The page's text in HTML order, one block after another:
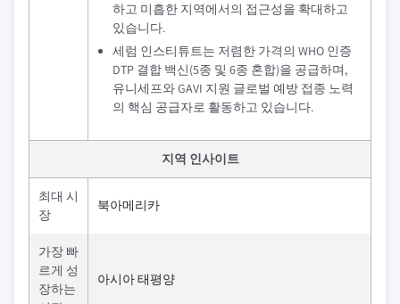
하고 미흡한 지역에서의 접근성을 확대하고
있습니다.
세럼 인스티튜트는 저렴한 가격의 WHO 인증
DTP 결합 백신(5종 및 6종 혼합)을 공급하며,
유니세프와 GAVI 지원 글로벌 예방 접종 노력
의 핵심 공급자로 활동하고 있습니다.
지역 인사이트
최대 시
장
북아메리카
가장 빠
르게 성
장하는
아시아 태평양